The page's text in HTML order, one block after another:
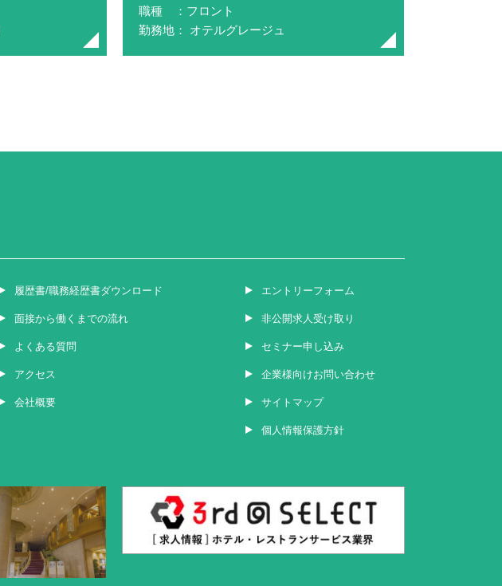
職種 ：フロント
勤務地： オテルグレージュ
履歴書/職務経歴書ダウンロード
面接から働くまでの流れ
よくある質問
アクセス
会社概要
エントリーフォーム
非公開求人受け取り
セミナー申し込み
企業様向けお問い合わせ
サイトマップ
個人情報保護方針